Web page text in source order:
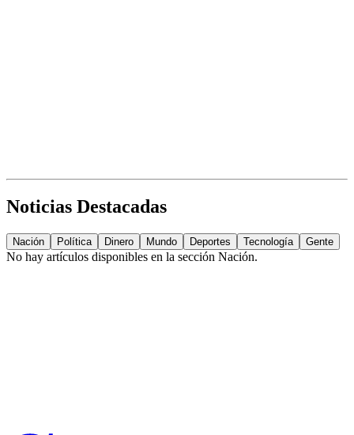
Noticias Destacadas
Nación Política Dinero Mundo Deportes Tecnología Gente
No hay artículos disponibles en la sección Nación.